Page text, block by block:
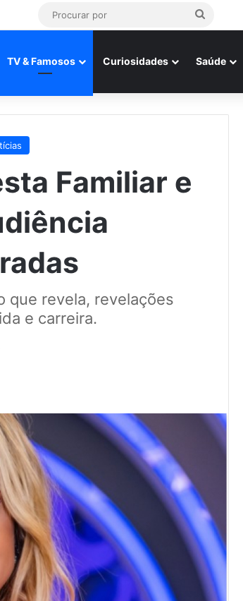
Procurar
TV & Famosos Curiosidades Saúde
Familiar e
que revela, revelações
e carreira.